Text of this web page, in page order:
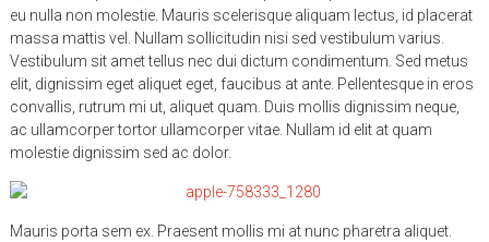
eu nulla non molestie. Mauris scelerisque aliquam lectus, id placerat
massa mattis vel. Nullam sollicitudin nisi sed vestibulum varius.
Vestibulum sit amet tellus nec dui dictum condimentum. Sed metus
elit, dignissim eget aliquet eget, faucibus at ante. Pellentesque in eros
convallis, rutrum mi ut, aliquet quam. Duis mollis dignissim neque,
ac ullamcorper tortor ullamcorper vitae. Nullam id elit at quam
molestie dignissim sed ac dolor.
Mauris porta sem ex. Praesent mollis mi at nunc pharetra aliquet.